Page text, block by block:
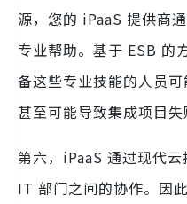
源，您的 iPaaS 提供商
专业帮助。基于 ESB 的
备这些专业技能的人员可
甚至可能导致集成项目失
第六，iPaaS 通过现代
IT 部门之间的协作。因